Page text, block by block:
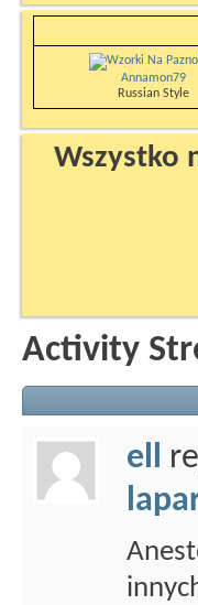
Annamon79
Russian Style
Wszystko
Activity
ell